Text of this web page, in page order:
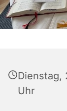
Dienstag,
Uhr